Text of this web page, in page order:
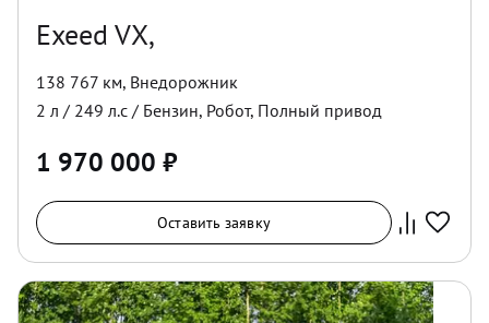
Exeed VX,
138 767 км, Внедорожник
2 л / 249 л.с / Бензин, Робот, Полный привод
1 970 000 ₽
Оставить заявку